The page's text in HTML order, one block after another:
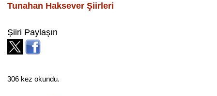
Tunahan Haksever Şiirleri
Şiiri Paylaşın
306 kez okundu.